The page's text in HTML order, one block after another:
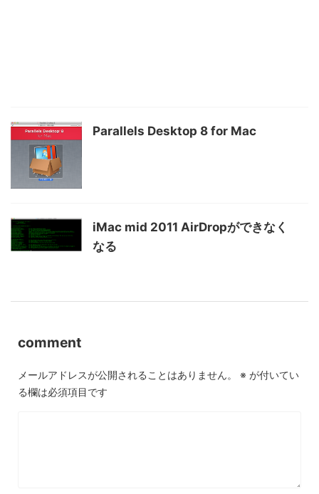
Parallels Desktop 8 for Mac
iMac mid 2011 AirDropができなく
なる
comment
メールアドレスが公開されることはありません。 ※ が付いてい
る欄は必須項目です